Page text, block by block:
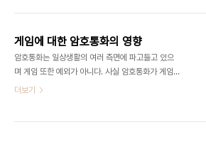
지하기 위해 이 프로젝트가 기획됐다고 한다. 유명한
여 왔다. 이제 분산금융은 블록체인 기술을 통해 금전
의 대여 그리고 세계 각지의 금융상품에 대한 접근을
보다 쉽게 하기 위한 융합형 금융시스템 구축의 중심
에 서 있다. 분산금융을 가장 잘 표현하는 용어는 바
로 은행이다. 그러나 단순한 은행이 아니라 서비스제
은행을 완전히 동의어로 볼 수 없는 또다른 이유는 중
게임에 대한 암호통화의 영향
암호통화는 일상생활의 여러 측면에 파고들고 있으
며 게임 또한 예외가 아니다. 사실 암호통화가 게임에
근본적인 영향을 끼치는 날이 임박했을 수 있다. 암호
더보기